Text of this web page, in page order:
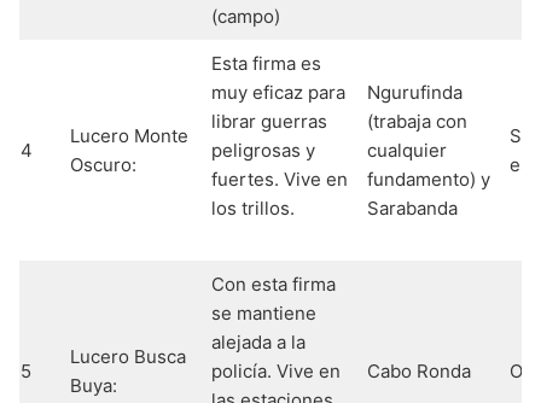
(campo)
4
Lucero Monte
Oscuro:
Esta firma es
muy eficaz para
librar guerras
peligrosas y
fuertes. Vive en
los trillos.
Ngurufinda
(trabaja con
cualquier
fundamento) y
Sarabanda
es
5
Lucero Busca
Buya:
Con esta firma
se mantiene
alejada a la
policía. Vive en
Cabo Ronda